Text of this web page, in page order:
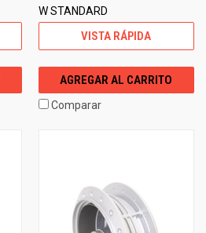
W STANDARD
VISTA RÁPIDA
AGREGAR AL CARRITO
Comparar